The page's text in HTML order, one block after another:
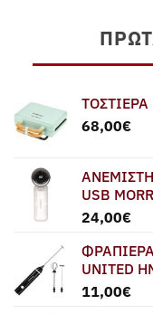
ΤΟΣΤΙΕΡΑ
68,00€
USB
24,00€
UNITED
11,00€